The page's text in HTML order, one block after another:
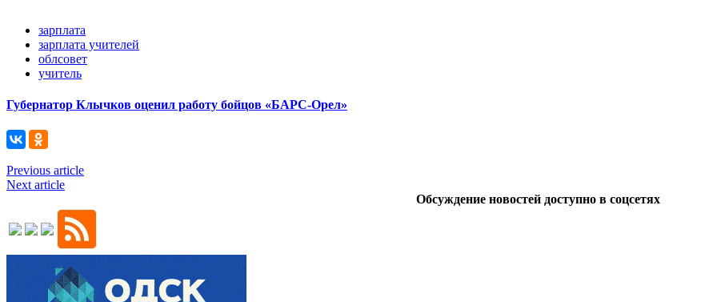
зарплата
зарплата учителей
облсовет
учитель
Губернатор Клычков оценил работу бойцов «БАРС-Орел»
Previous article
Next article
Обсуждение новостей доступно в соцсетях